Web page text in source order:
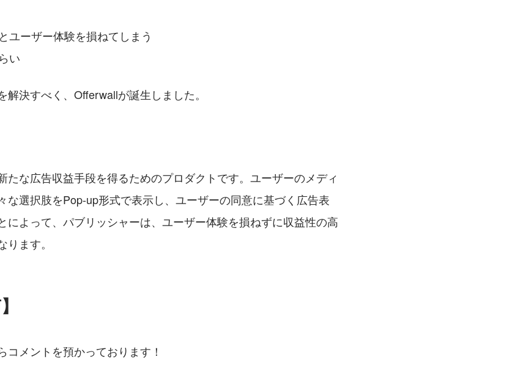
ユーザー体験を損ねてしまう
い
解決すべく、Offerwallが誕生しました。
たな広告収益手段を得るためのプロダクトです。ユーザーのメディ
な選択肢をPop-up形式で表示し、ユーザーの同意に基づく広告表
によって、パブリッシャーは、ユーザー体験を損ねずに収益性の高
ます。
コメントを預かっております！